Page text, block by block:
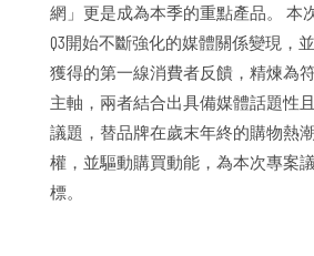
網」更是成為本季的重點產品。 本
Q3開始不斷強化的媒體關係變現，
獲得的第一線消費者反饋，精煉為
主軸，兩者結合出具備媒體話題性
議題，替品牌在歲末年終的購物熱
權，並驅動購買動能，為本次專案
標。